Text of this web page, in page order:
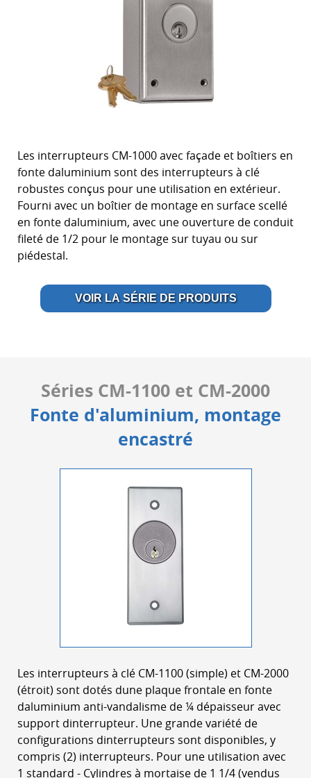
Les interrupteurs CM-1000 avec façade et boîtiers en
fonte daluminium sont des interrupteurs à clé
robustes conçus pour une utilisation en extérieur.
Fourni avec un boîtier de montage en surface scellé
en fonte daluminium, avec une ouverture de conduit
fileté de 1/2 pour le montage sur tuyau ou sur
piédestal.
VOIR LA SÉRIE DE PRODUITS
Séries CM-1100 et CM-2000
Fonte d'aluminium, montage
encastré
Les interrupteurs à clé CM-1100 (simple) et CM-2000
(étroit) sont dotés dune plaque frontale en fonte
daluminium anti-vandalisme de ¼ dépaisseur avec
support dinterrupteur. Une grande variété de
configurations dinterrupteurs sont disponibles, y
compris (2) interrupteurs. Pour une utilisation avec
1 standard - Cylindres à mortaise de 1 1/4 (vendus